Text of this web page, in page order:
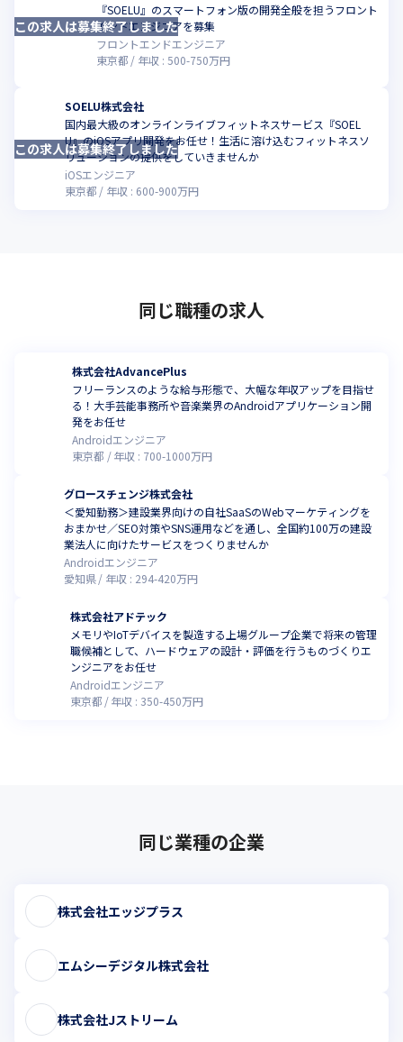
『SOELU』のスマートフォン版の開発全般を担うフロント
エンドエンジニアを募集
フロントエンドエンジニア
東京都
年収 : 500-750万円
この求人は募集終了しました
SOELU株式会社
国内最大級のオンラインライブフィットネスサービス『SOEL
U』のiOSアプリ開発をお任せ！生活に溶け込むフィットネスソ
リューションの提供をしていきませんか
iOSエンジニア
東京都
年収 : 600-900万円
この求人は募集終了しました
同じ職種の求人
株式会社AdvancePlus
フリーランスのような給与形態で、大幅な年収アップを目指せ
る！大手芸能事務所や音楽業界のAndroidアプリケーション開
発をお任せ
Androidエンジニア
東京都
年収 : 700-1000万円
グロースチェンジ株式会社
＜愛知勤務＞建設業界向けの自社SaaSのWebマーケティングを
おまかせ／SEO対策やSNS運用などを通し、全国約100万の建設
業法人に向けたサービスをつくりませんか
Androidエンジニア
愛知県
年収 : 294-420万円
株式会社アドテック
メモリやIoTデバイスを製造する上場グループ企業で将来の管理
職候補として、ハードウェアの設計・評価を行うものづくりエ
ンジニアをお任せ
Androidエンジニア
東京都
年収 : 350-450万円
同じ業種の企業
株式会社エッジプラス
エムシーデジタル株式会社
株式会社Jストリーム